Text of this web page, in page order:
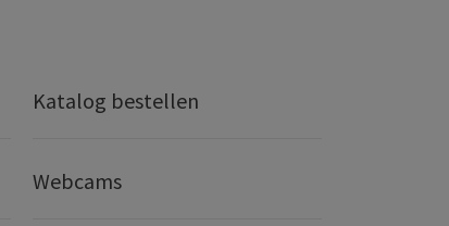
Katalog bestellen
Webcams